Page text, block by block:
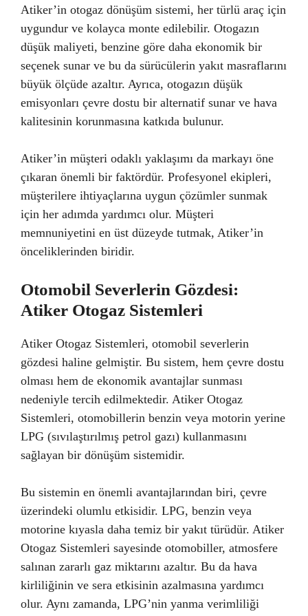
Atiker’in otogaz dönüşüm sistemi, her türlü araç için
uygundur ve kolayca monte edilebilir. Otogazın
düşük maliyeti, benzine göre daha ekonomik bir
seçenek sunar ve bu da sürücülerin yakıt masraflarını
büyük ölçüde azaltır. Ayrıca, otogazın düşük
emisyonları çevre dostu bir alternatif sunar ve hava
kalitesinin korunmasına katkıda bulunur.
Atiker’in müşteri odaklı yaklaşımı da markayı öne
çıkaran önemli bir faktördür. Profesyonel ekipleri,
müşterilere ihtiyaçlarına uygun çözümler sunmak
için her adımda yardımcı olur. Müşteri
memnuniyetini en üst düzeyde tutmak, Atiker’in
önceliklerinden biridir.
Otomobil Severlerin Gözdesi:
Atiker Otogaz Sistemleri
Atiker Otogaz Sistemleri, otomobil severlerin
gözdesi haline gelmiştir. Bu sistem, hem çevre dostu
olması hem de ekonomik avantajlar sunması
nedeniyle tercih edilmektedir. Atiker Otogaz
Sistemleri, otomobillerin benzin veya motorin yerine
LPG (sıvılaştırılmış petrol gazı) kullanmasını
sağlayan bir dönüşüm sistemidir.
Bu sistemin en önemli avantajlarından biri, çevre
üzerindeki olumlu etkisidir. LPG, benzin veya
motorine kıyasla daha temiz bir yakıt türüdür. Atiker
Otogaz Sistemleri sayesinde otomobiller, atmosfere
salınan zararlı gaz miktarını azaltır. Bu da hava
kirliliğinin ve sera etkisinin azalmasına yardımcı
olur. Aynı zamanda, LPG’nin yanma verimliliği